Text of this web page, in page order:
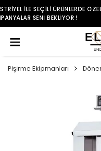
ELMAS ENDÜSTRIYEL
Pişirme Ekipmanları